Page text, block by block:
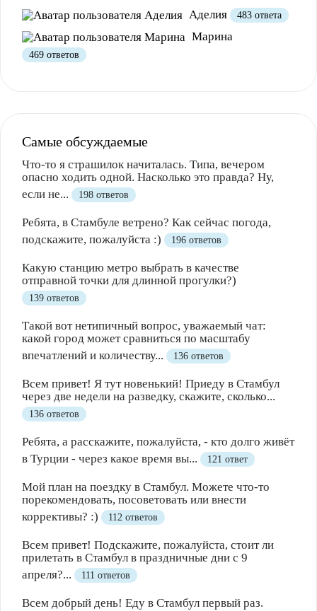
Аделия 483 ответа
Марина
469 ответов
Самые обсуждаемые
Что-то я страшилок начиталась. Типа, вечером
опасно ходить одной. Насколько это правда? Ну,
если не...
198 ответов
Ребята, в Стамбуле ветрено? Как сейчас погода,
подскажите, пожалуйста :)
196 ответов
Какую станцию метро выбрать в качестве
отправной точки для длинной прогулки?)
139 ответов
Такой вот нетипичный вопрос, уважаемый чат:
какой город может сравниться по масштабу
впечатлений и количеству...
136 ответов
Всем привет! Я тут новенький! Приеду в Стамбул
через две недели на разведку, скажите, сколько...
136 ответов
Ребята, а расскажите, пожалуйста, - кто долго живёт
в Турции - через какое время вы...
121 ответ
Мой план на поездку в Стамбул. Можете что-то
порекомендовать, посоветовать или внести
коррективы? :)
112 ответов
Всем привет! Подскажите, пожалуйста, стоит ли
прилетать в Стамбул в праздничные дни с 9
апреля?...
111 ответов
Всем добрый день! Еду в Стамбул первый раз.